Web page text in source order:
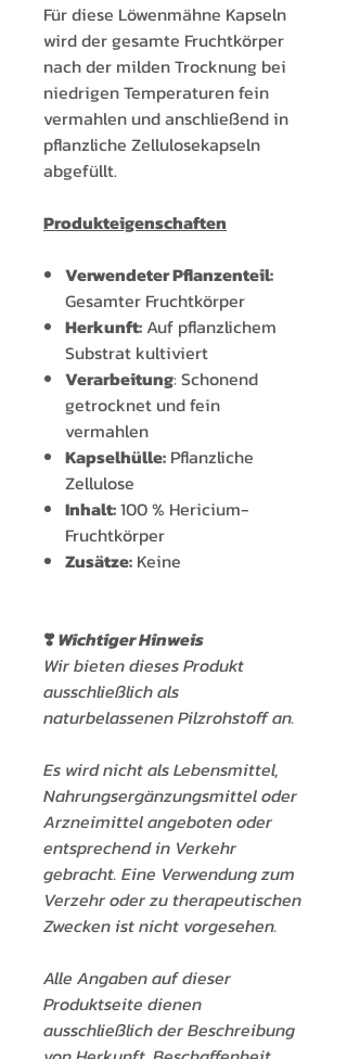
Für diese Löwenmähne Kapseln
wird der gesamte Fruchtkörper
nach der milden Trocknung bei
niedrigen Temperaturen fein
vermahlen und anschließend in
pflanzliche Zellulosekapseln
abgefüllt.
Produkteigenschaften
Verwendeter Pflanzenteil:
Gesamter Fruchtkörper
Herkunft: Auf pflanzlichem
Substrat kultiviert
Verarbeitung: Schonend
getrocknet und fein
vermahlen
Kapselhülle: Pflanzliche
Zellulose
Inhalt:100 % Hericium-
Fruchtkörper
Zusätze: Keine
❣️Wichtiger Hinweis
Wir bieten dieses Produkt
ausschließlich als
naturbelassenen Pilzrohstoff an.
Es wird nicht als Lebensmittel,
Nahrungsergänzungsmittel oder
Arzneimittel angeboten oder
entsprechend in Verkehr
gebracht. Eine Verwendung zum
Verzehr oder zu therapeutischen
Zwecken ist nicht vorgesehen.
Alle Angaben auf dieser
Produktseite dienen
ausschließlich der Beschreibung